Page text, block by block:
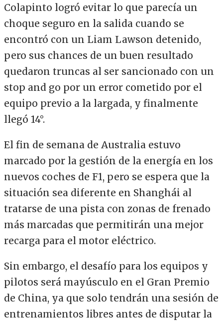
Colapinto logró evitar lo que parecía un
choque seguro en la salida cuando se
encontró con un Liam Lawson detenido,
pero sus chances de un buen resultado
quedaron truncas al ser sancionado con un
stop and go por un error cometido por el
equipo previo a la largada, y finalmente
llegó 14°.
El fin de semana de Australia estuvo
marcado por la gestión de la energía en los
nuevos coches de F1, pero se espera que la
situación sea diferente en Shanghái al
tratarse de una pista con zonas de frenado
más marcadas que permitirán una mejor
recarga para el motor eléctrico.
Sin embargo, el desafío para los equipos y
pilotos será mayúsculo en el Gran Premio
de China, ya que solo tendrán una sesión de
entrenamientos libres antes de disputar la